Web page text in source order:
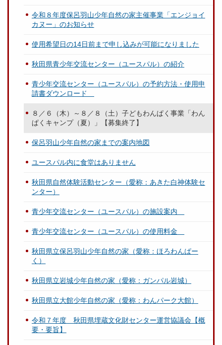
令和８年度保呂羽山少年自然の家主催事業「エンジョイ
カヌー」のお知らせ
使用希望日の14日前まで申し込みが可能になりました
秋田県青少年交流センター（ユースパル）の紹介
青少年交流センター（ユースパル）の予約方法・使用申
請書ダウンロード
８／６（木）～８／８（土）子どもわんぱく事業「わん
ぱくキャンプ（夏）」【募集終了】
保呂羽山少年自然の家までの案内地図
ユースパル内に食堂はありません
秋田県自然体験活動センター（愛称：あきた白神体験セ
ンター）
青少年交流センター（ユースパル）の施設案内
青少年交流センター（ユースパル）の使用料金
秋田県立保呂羽山少年自然の家（愛称：ほろわんぱー
く）
秋田県立岩城少年自然の家（愛称：ガンパル岩城）
秋田県立大館少年自然の家（愛称：わんパーク大館）
令和７年度 秋田県埋蔵文化財センター運営協議会【概
要・要旨】